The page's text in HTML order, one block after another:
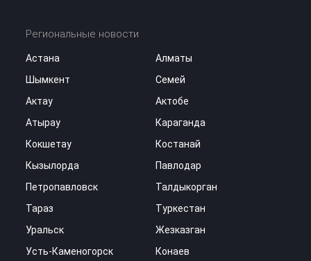
Региональные новости
Астана
Алматы
Шымкент
Семей
Актау
Актобе
Атырау
Караганда
Кокшетау
Костанай
Кызылорда
Павлодар
Петропавловск
Талдыкорган
Тараз
Туркестан
Уральск
Жезказган
Усть-Каменогорск
Конаев